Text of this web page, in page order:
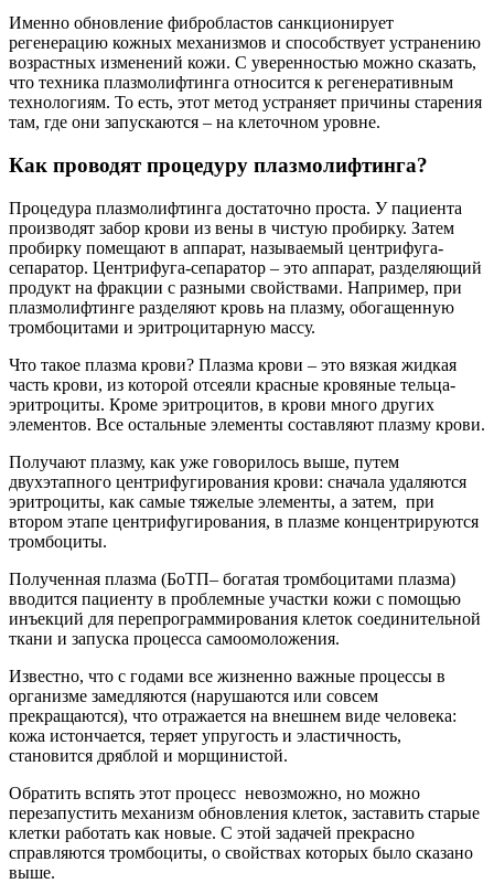
Именно обновление фибробластов санкционирует
регенерацию кожных механизмов и способствует устранению
возрастных изменений кожи. С уверенностью можно сказать,
что техника плазмолифтинга относится к регенеративным
технологиям. То есть, этот метод устраняет причины старения
там, где они запускаются – на клеточном уровне.
Как проводят процедуру плазмолифтинга?
Процедура плазмолифтинга достаточно проста. У пациента
производят забор крови из вены в чистую пробирку. Затем
пробирку помещают в аппарат, называемый центрифуга-
сепаратор. Центрифуга-сепаратор – это аппарат, разделяющий
продукт на фракции с разными свойствами. Например, при
плазмолифтинге разделяют кровь на плазму, обогащенную
тромбоцитами и эритроцитарную массу.
Что такое плазма крови? Плазма крови – это вязкая жидкая
часть крови, из которой отсеяли красные кровяные тельца-
эритроциты. Кроме эритроцитов, в крови много других
элементов. Все остальные элементы составляют плазму крови.
Получают плазму, как уже говорилось выше, путем
двухэтапного центрифугирования крови: сначала удаляются
эритроциты, как самые тяжелые элементы, а затем, при
втором этапе центрифугирования, в плазме концентрируются
тромбоциты.
Полученная плазма (БоТП– богатая тромбоцитами плазма)
вводится пациенту в проблемные участки кожи с помощью
инъекций для перепрограммирования клеток соединительной
ткани и запуска процесса самоомоложения.
Известно, что с годами все жизненно важные процессы в
организме замедляются (нарушаются или совсем
прекращаются), что отражается на внешнем виде человека:
кожа истончается, теряет упругость и эластичность,
становится дряблой и морщинистой.
Обратить вспять этот процесс невозможно, но можно
перезапустить механизм обновления клеток, заставить старые
клетки работать как новые. С этой задачей прекрасно
справляются тромбоциты, о свойствах которых было сказано
выше.